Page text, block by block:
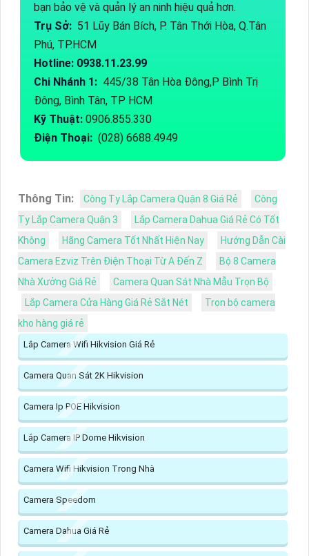
bạn bảo vệ và quản lý an ninh hiệu quả hơn.
Trụ Sở: 51 Lũy Bán Bích, P. Tân Thới Hòa, Q.Tân
Phú, TP.HCM
Hotline: 0938.11.23.99
Chi Nhánh 1: 445/38 Tân Hòa Đông,P Bình Trị
Đông, Bình Tân, TP HCM
Kỹ Thuật: 0906.855.330
Điện Thoại: (028) 6688.4949
Thông Tin: Công Ty Lắp Camera Quận 8 Giá Rẻ
Công
Ty Lắp Camera Quận 3
Lắp Camera Dahua Giá Rẻ Có Tốt
Không
Hãng Camera Tốt Nhất Hiện Nay
Hướng Dẫn Cài
Camera Ezviz Trên Điện Thoại Từ A Đến Z
Bộ 8 Camera
Nhà Xưởng Giá Rẻ
Camera Quan Sát Nhà Mẫu Trọn Bộ
Lắp Camera Cửa Hàng Giá Rẻ Sắt Nét
Trọn bộ camera
kho hàng giá rẻ
Lắp Camera Wifi Hikvision Giá Rẻ
Camera Quan Sát 2K Hikvision
Camera Ip POE Hikvision
Lắp Camera IP Dome Hikvision
Camera Wifi Hikvision Trong Nhà
Camera Speedom
Camera Dahua Giá Rẻ